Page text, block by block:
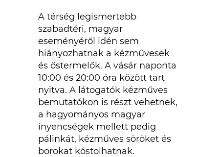
A térség legismertebb
szabadtéri, magyar
eseményéről idén sem
hiányozhatnak a kézművesek
és őstermelők. A vásár naponta
10:00 és 20:00 óra között tart
nyitva. A látogatók kézműves
bemutatókon is részt vehetnek,
a hagyományos magyar
ínyencségek mellett pedig
pálinkát, kézműves söröket és
borokat kóstolhatnak.